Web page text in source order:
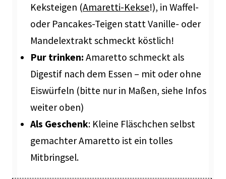
Keksteigen (Amaretti-Kekse!), in Waffel-
oder Pancakes-Teigen statt Vanille- oder
Mandelextrakt schmeckt köstlich!
Pur trinken: Amaretto schmeckt als
Digestif nach dem Essen – mit oder ohne
Eiswürfeln (bitte nur in Maßen, siehe Infos
weiter oben)
Als Geschenk: Kleine Fläschchen selbst
gemachter Amaretto ist ein tolles
Mitbringsel.